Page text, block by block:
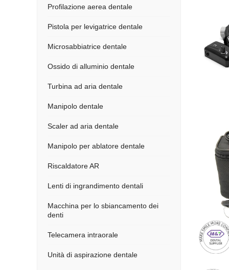
Profilazione aerea dentale
Pistola per levigatrice dentale
Microsabbiatrice dentale
Ossido di alluminio dentale
Turbina ad aria dentale
Manipolo dentale
Scaler ad aria dentale
Manipolo per ablatore dentale
Riscaldatore AR
Lenti di ingrandimento dentali
Macchina per lo sbiancamento dei
denti
Telecamera intraorale
Unità di aspirazione dentale